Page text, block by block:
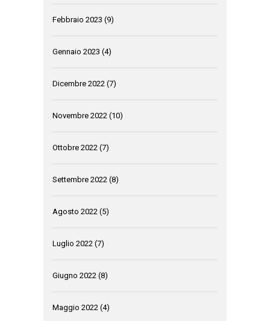
Febbraio 2023 (9)
Gennaio 2023 (4)
Dicembre 2022 (7)
Novembre 2022 (10)
Ottobre 2022 (7)
Settembre 2022 (8)
Agosto 2022 (5)
Luglio 2022 (7)
Giugno 2022 (8)
Maggio 2022 (4)